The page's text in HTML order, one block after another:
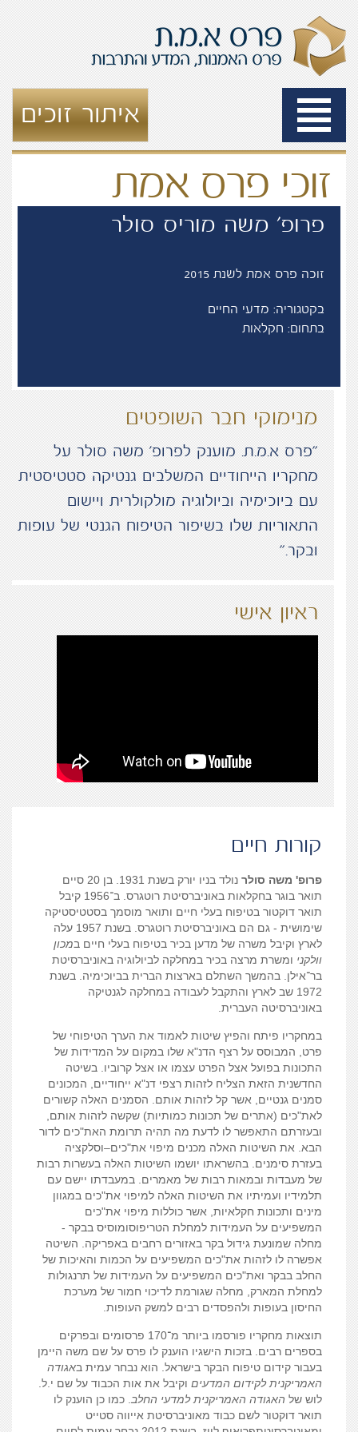
Toggle
navigation
איתור זוכים
זוכי פרס אמת
פרופ' משה מוריס סולר
זוכה פרס אמת לשנת 2015
בקטגוריה: מדעי החיים
בתחום: חקלאות
מנימוקי חבר השופטים
“פרס א.מ.ת. מוענק לפרופ' משה סולר על
מחקריו הייחודיים המשלבים גנטיקה סטטיסטית
עם ביוכימיה וביולוגיה מולקולרית ויישום
התאוריות שלו בשיפור הטיפוח הגנטי של עופות
ובקר.”
ראיון אישי
קורות חיים
פרופ' משה סולר
נולד בניו יורק בשנת 1931. בן 20 סיים
תואר בוגר בחקלאות באוניברסיטת רוטגרס. ב־1956 קיבל
תואר דוקטור בטיפוח בעלי חיים ותואר מוסמך בסטטיסטיקה
שימושית - גם הם באוניברסיטת רוטגרס. בשנת 1957 עלה
לארץ וקיבל משרה של מדען בכיר בטיפוח בעלי חיים במכון
וולקני ומשרת מרצה בכיר במחלקה לביולוגיה באוניברסיטת
בר־אילן. בהמשך השתלם בארצות הברית בביוכימיה. בשנת
1972 שב לארץ והתקבל לעבודה במחלקה לגנטיקה
באוניברסיטה העברית.
במחקריו פיתח והפיץ שיטות לאמוד את הערך הטיפוחי של
פרט, המבוסס על רצף הדנ"א שלו במקום על המדידות של
התכונות בפועל אצל הפרט עצמו או אצל קרוביו. בשיטה
החדשנית הזאת הצליח לזהות רצפי דנ"א ייחודיים, המכונים
סמנים גנטיים, אשר קל לזהות אותם. הסמנים האלה קשורים
לאת"כים (אתרים של תכונות כמותיות) שקשה לזהות אותם,
ובעזרתם התאפשר לו לדעת מה תהיה תרומת האת"כים לדור
הבא. את השיטות האלה מכנים מיפוי את"כים–וסלקציה
בעזרת סימנים. בהשראתו יושמו השיטות האלה בעשרות רבות
של מעבדות ובמאות רבות של מאמרים. במעבדתו יישם עם
תלמידיו ועמיתיו את השיטות האלה למיפוי את"כים במגוון
מינים ותכונות חקלאיות, אשר כוללות מיפוי את"כים
המשפיעים על העמידות למחלת הטריפוסומוסיס בבקר -
מחלה שמונעת גידול בקר באזורים רחבים באפריקה. השיטה
אפשרה לו לזהות את"כים המשפיעים על הכמות והאיכות של
החלב בבקר ואת"כים המשפיעים על העמידות של תרנגולות
למחלת המארק, מחלה שגורמת לדיכוי חמור של מערכת
החיסון בעופות ולהפסדים רבים למשק העופות.
תוצאות מחקריו פורסמו ביותר מ־170 פרסומים ובפרקים
בספרים רבים. בזכות הישגיו הוענק לו פרס על שם משה היימן
בעבור קידום טיפוח הבקר בישראל. הוא נבחר עמית באגודה
האמריקנית לקידום המדעים וקיבל את אות הכבוד על שם י.ל.
לוש של האגודה האמריקנית למדעי החלב . כמו כן הוענק לו
תואר דוקטור לשם כבוד מאוניברסיטת אייווה סטייט